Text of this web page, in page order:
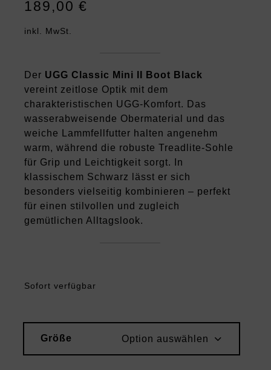
189,00€
inkl. MwSt.
Der UGG Classic Mini II Boot Black
vereint zeitlose Optik mit dem
charakteristischen UGG-Komfort. Das
wasserabweisende Obermaterial und das
weiche Lammfellfutter halten angenehm
warm, während die robuste Treadlite-Sohle
für Grip und Leichtigkeit sorgt. In
klassischem Schwarz lässt er sich
besonders vielseitig kombinieren – perfekt
für einen stilvollen und zugleich
gemütlichen Alltagslook.
Sofort verfügbar
Größe Option auswählen